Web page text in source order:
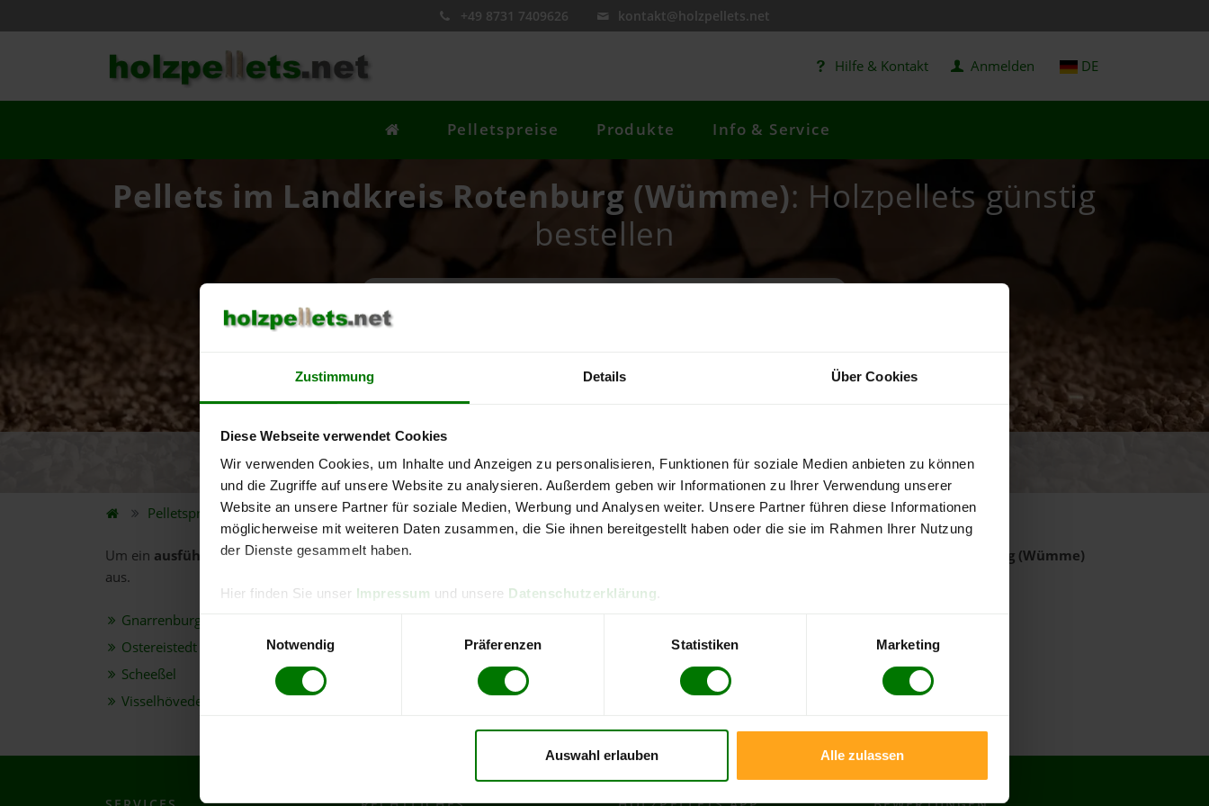
Zustimmung Details Über Cookies
Diese Webseite verwendet Cookies
Wir verwenden Cookies, um Inhalte und Anzeigen zu personalisieren, Funktionen für soziale Medien anbieten zu können
und die Zugriffe auf unsere Website zu analysieren. Außerdem geben wir Informationen zu Ihrer Verwendung unserer
Website an unsere Partner für soziale Medien, Werbung und Analysen weiter. Unsere Partner führen diese Informationen
möglicherweise mit weiteren Daten zusammen, die Sie ihnen bereitgestellt haben oder die sie im Rahmen Ihrer Nutzung
der Dienste gesammelt haben.
Hier finden Sie unser Impressum und unsere Datenschutzerklärung
Einwilligungsauswahl
Notwendig
Präferenzen Statistiken Marketing
Auswahl erlauben Alle zulassen
+49 8731 7409626 kontakt@holzpellets.net
Hilfe & Kontakt Anmelden DE
Pelletspreise Produkte Info & Service
Pellets im Landkreis Rotenburg (Wümme): Holzpellets günstig
bestellen
5.084 Bewertungen
316 Bewertungen
Pelletspreise BundeslandNiedersachsen Landkreis Rotenburg (Wümme)
Um ein ausführliches Preisangebotund nähere Pellets-Informationen
Rotenburg (Wümme)
aus.
Gnarrenburg
Ostereistedt
Rotenburg (Wümme)
Scheeßel
Sottrum
Visselhövede
Wilstedt